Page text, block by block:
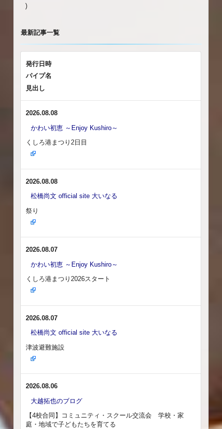
)
最新記事一覧
発行日時
パイプ名
見出し
2026.08.08
かわい初恵 ～Enjoy Kushiro～
くしろ港まつり2日目
2026.08.08
松橋尚文 official site 大いなる
祭り
2026.08.07
かわい初恵 ～Enjoy Kushiro～
くしろ港まつり2026スタート
2026.08.07
松橋尚文 official site 大いなる
津波避難施設
2026.08.06
大越拓也のブログ
【4校合同】コミュニティ・スクール交流会 学校・家
庭・地域で子どもたちを育てる